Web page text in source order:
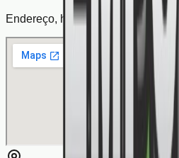
Endereço, horario e canais oficiais